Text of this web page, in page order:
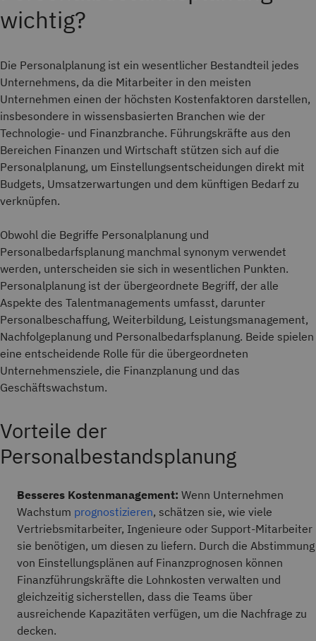
wichtig?
Die Personalplanung ist ein wesentlicher Bestandteil jedes
Unternehmens, da die Mitarbeiter in den meisten
Unternehmen einen der höchsten Kostenfaktoren darstellen,
insbesondere in wissensbasierten Branchen wie der
Technologie- und Finanzbranche. Führungskräfte aus den
Bereichen Finanzen und Wirtschaft stützen sich auf die
Personalplanung, um Einstellungsentscheidungen direkt mit
Budgets, Umsatzerwartungen und dem künftigen Bedarf zu
verknüpfen.
Obwohl die Begriffe Personalplanung und
Personalbedarfsplanung manchmal synonym verwendet
werden, unterscheiden sie sich in wesentlichen Punkten.
Personalplanung ist der übergeordnete Begriff, der alle
Aspekte des Talentmanagements umfasst, darunter
Personalbeschaffung, Weiterbildung, Leistungsmanagement,
Nachfolgeplanung und Personalbedarfsplanung. Beide spielen
eine entscheidende Rolle für die übergeordneten
Unternehmensziele, die Finanzplanung und das
Geschäftswachstum.
Vorteile der
Personalbestandsplanung
Besseres Kostenmanagement: Wenn Unternehmen
Wachstum prognostizieren, schätzen sie, wie viele
Vertriebsmitarbeiter, Ingenieure oder Support-Mitarbeiter
sie benötigen, um diesen zu liefern. Durch die Abstimmung
von Einstellungsplänen auf Finanzprognosen können
Finanzführungskräfte die Lohnkosten verwalten und
gleichzeitig sicherstellen, dass die Teams über
ausreichende Kapazitäten verfügen, um die Nachfrage zu
decken.